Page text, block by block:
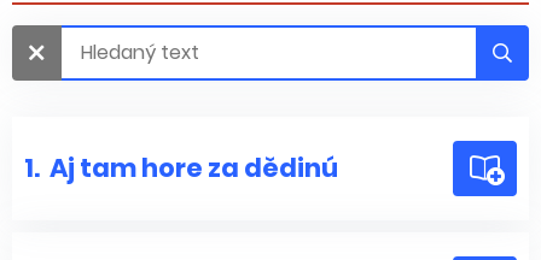
1. Aj tam hore za dědinú